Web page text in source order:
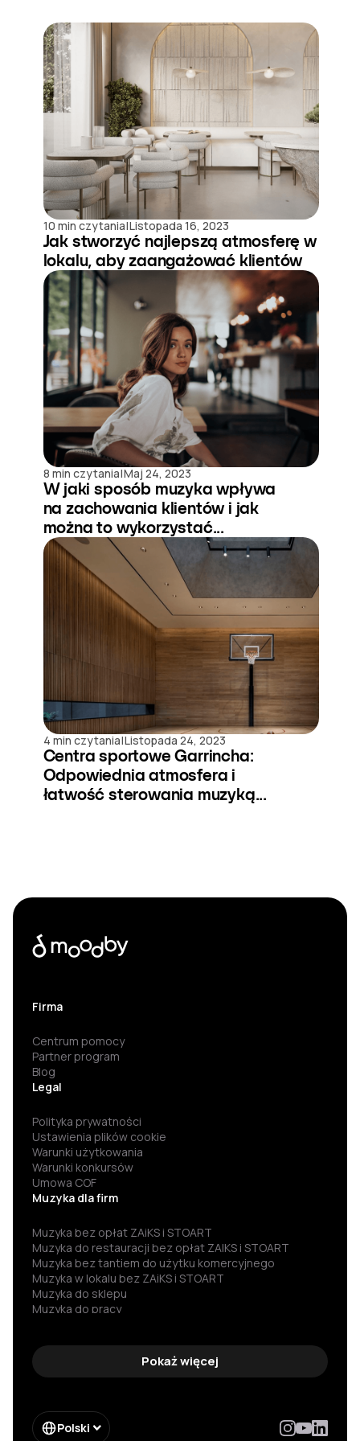
10 min czytania|Listopada 16, 2023
Jak stworzyć najlepszą atmosferę w
lokalu, aby zaangażować klientów
8 min czytania|Maj 24, 2023
W jaki sposób muzyka wpływa
na zachowania klientów i jak
można to wykorzystać...
4 min czytania|Listopada 24, 2023
Centra sportowe Garrincha:
Odpowiednia atmosfera i
łatwość sterowania muzyką...
Firma
Centrum pomocy
Partner program
Blog
Legal
Polityka prywatności
Ustawienia plików cookie
Warunki użytkowania
Warunki konkursów
Umowa COF
Muzyka dla firm
Muzyka bez opłat ZAiKS i STOART
Muzyka do restauracji bez opłat ZAIKS i STOART
Muzyka bez tantiem do użytku komercyjnego
Muzyka w lokalu bez ZAiKS i STOART
Muzyka do sklepu
Muzyka do pracy
Darmowa muzyka do słuchania
Muzyka bez praw autorskich
Darmowa muzyka dla firm
Legalna muzyka do publicznego odtwarzania
Pokaż więcej
Polski